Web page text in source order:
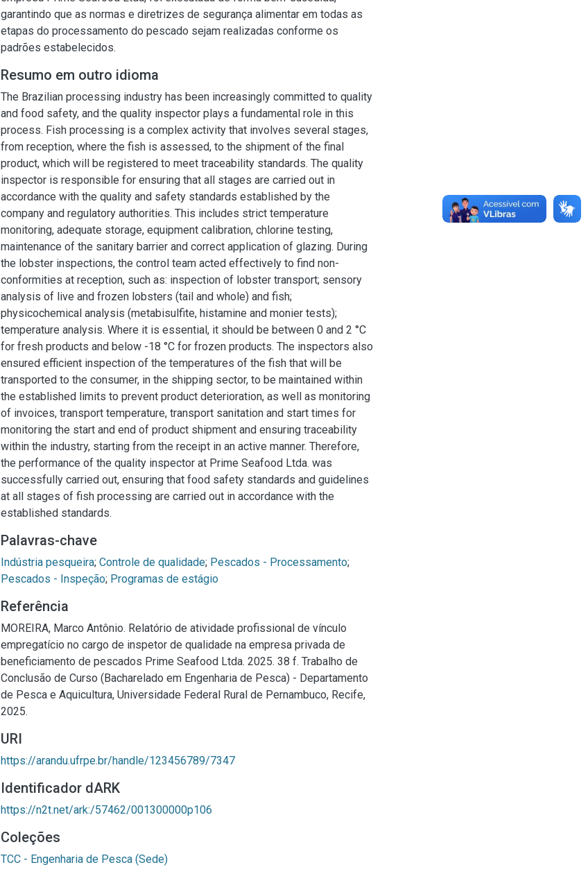
garantindo que as normas e diretrizes de segurança alimentar em todas as
etapas do processamento do pescado sejam realizadas conforme os
padrões estabelecidos.
Resumo em outro idioma
The Brazilian processing industry has been increasingly committed to quality
and food safety, and the quality inspector plays a fundamental role in this
process. Fish processing is a complex activity that involves several stages,
from reception, where the fish is assessed, to the shipment of the final
product, which will be registered to meet traceability standards. The quality
inspector is responsible for ensuring that all stages are carried out in
accordance with the quality and safety standards established by the
company and regulatory authorities. This includes strict temperature
monitoring, adequate storage, equipment calibration, chlorine testing,
maintenance of the sanitary barrier and correct application of glazing. During
the lobster inspections, the control team acted effectively to find non-
conformities at reception, such as: inspection of lobster transport; sensory
analysis of live and frozen lobsters (tail and whole) and fish;
physicochemical analysis (metabisulfite, histamine and monier tests);
temperature analysis. Where it is essential, it should be between 0 and 2 °C
for fresh products and below -18 °C for frozen products. The inspectors also
ensured efficient inspection of the temperatures of the fish that will be
transported to the consumer, in the shipping sector, to be maintained within
the established limits to prevent product deterioration, as well as monitoring
of invoices, transport temperature, transport sanitation and start times for
monitoring the start and end of product shipment and ensuring traceability
within the industry, starting from the receipt in an active manner. Therefore,
the performance of the quality inspector at Prime Seafood Ltda. was
successfully carried out, ensuring that food safety standards and guidelines
at all stages of fish processing are carried out in accordance with the
established standards.
Palavras-chave
Indústria pesqueira; Controle de qualidade; Pescados - Processamento;
Pescados - Inspeção; Programas de estágio
Referência
MOREIRA, Marco Antônio. Relatório de atividade profissional de vínculo
empregatício no cargo de inspetor de qualidade na empresa privada de
beneficiamento de pescados Prime Seafood Ltda. 2025. 38 f. Trabalho de
Conclusão de Curso (Bacharelado em Engenharia de Pesca) - Departamento
de Pesca e Aquicultura, Universidade Federal Rural de Pernambuco, Recife,
2025.
URI
https://arandu.ufrpe.br/handle/123456789/7347
Identificador dARK
https://n2t.net/ark:/57462/001300000p106
Coleções
TCC - Engenharia de Pesca (Sede)